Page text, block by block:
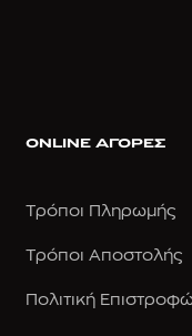
ONLINE ΑΓΟΡΕΣ
Τρόποι Πληρωμής
Τρόποι Αποστολής
Πολιτική